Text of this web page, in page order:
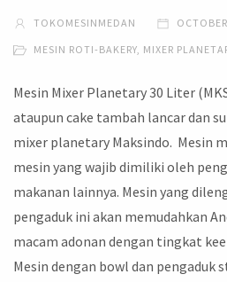
TOKOMESINMEDAN
MESIN ROTI-BAKERY MIXER
Mesin Mixer Planetary 30 Liter
ataupun cake tambah lancar dan
mixer planetary Maksindo. Mesin
mesin yang wajib dimiliki oleh
makanan lainnya. Mesin yang
pengaduk ini akan memudahkan
macam adonan dengan tingkat
Mesin dengan bowl dan